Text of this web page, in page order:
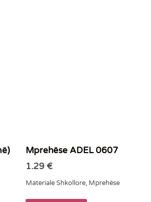
Mprehëse ADEL 0607
1.29€
Materiale Shkollore, Mprehëse